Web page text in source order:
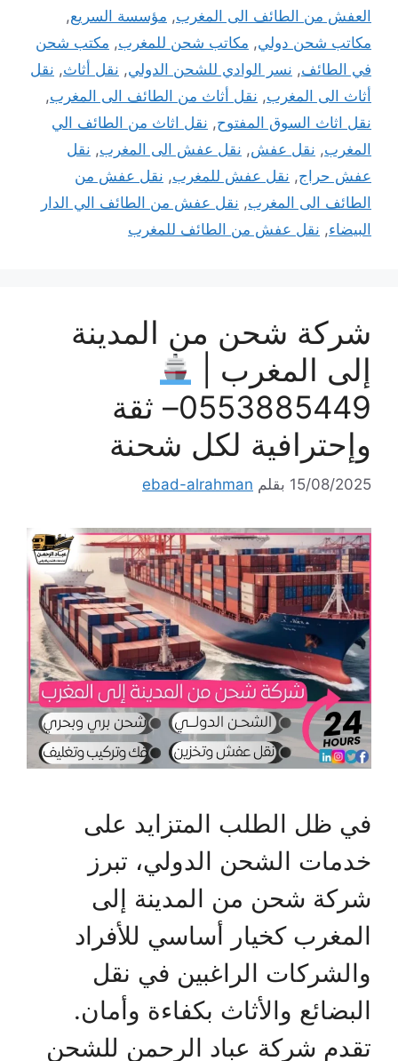
العفش من الطائف الى المغرب, مؤسسة السريع,
مكاتب شحن دولي, مكاتب شحن للمغرب, مكتب شحن
في الطائف, نسر الوادي للشحن الدولي, نقل أثاث, نقل
أثاث الى المغرب, نقل أثاث من الطائف الى المغرب,
نقل اثاث السوق المفتوح, نقل اثاث من الطائف الي
المغرب, نقل عفش, نقل عفش الى المغرب, نقل
عفش حراج, نقل عفش للمغرب, نقل عفش من
الطائف الى المغرب, نقل عفش من الطائف الي الدار
البيضاء, نقل عفش من الطائف للمغرب
شركة شحن من المدينة
إلى المغرب |
0553885449– ثقة
وإحترافية لكل شحنة
15/08/2025 بقلم ebad-alrahman
في ظل الطلب المتزايد على
خدمات الشحن الدولي، تبرز
شركة شحن من المدينة إلى
المغرب كخيار أساسي للأفراد
والشركات الراغبين في نقل
البضائع والأثاث بكفاءة وأمان.
تقدم شركة عباد الرحمن للشحن